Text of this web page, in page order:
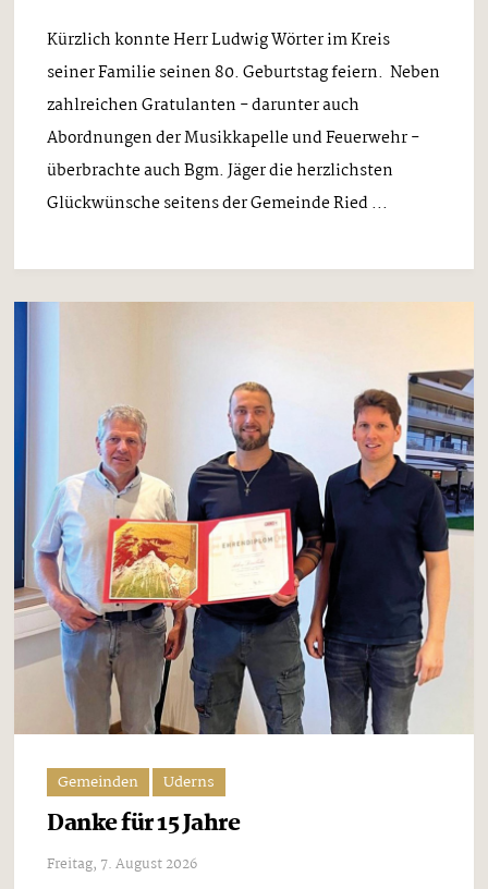
Kürzlich konnte Herr Ludwig Wörter im Kreis
seiner Familie seinen 80. Geburtstag feiern. Neben
zahlreichen Gratulanten - darunter auch
Abordnungen der Musikkapelle und Feuerwehr -
überbrachte auch Bgm. Jäger die herzlichsten
Glückwünsche seitens der Gemeinde Ried ...
Gemeinden Uderns
Danke für 15 Jahre
Freitag, 7. August 2026